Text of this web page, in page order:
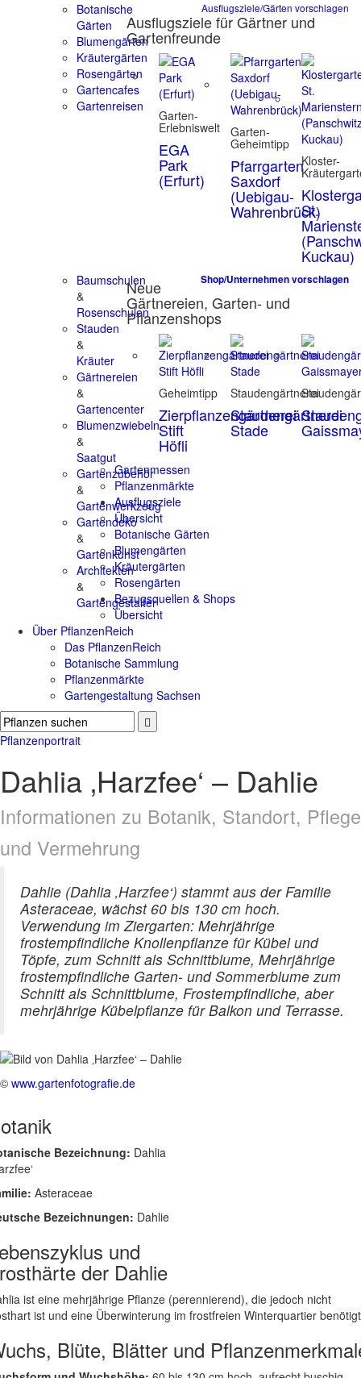
Botanische
Gärten
Blumengärten
Kräutergärten
Rosengärten
Gartencafes
Gartenreisen
Ausflugsziele/Gärten vorschlagen
Ausflugsziele für Gärtner und
Gartenfreunde
Garten-
Erlebniswelt
EGA
Park
(Erfurt)
Garten-
Geheimtipp
Pfarrgarten
Saxdorf
(Uebigau-
Wahrenbrück)
Kloster-
St.
Kuckau)
Baumschulen
&
Rosenschulen
Stauden
&
Kräuter
Gärtnereien
&
Gartencenter
Blumenzwiebeln
&
Saatgut
Gartenzubehör
&
Gartenwerkzeug
Gartendeko
&
Gartenkunst
Architekten
&
Gartengestalter
Shop/Unternehmen vorschlagen
Neue
Gärtnereien, Garten- und
Pflanzenshops
Geheimtipp
Zierpflanzengärtnerei
Stift
Höfli
Staudengärtnerei
Staudengärtnerei
Stade
Gartenmessen
Pflanzenmärkte
Ausflugsziele
Übersicht
Botanische Gärten
Blumengärten
Kräutergärten
Rosengärten
Bezugsquellen & Shops
Übersicht
Über PflanzenReich
Das PflanzenReich
Botanische Sammlung
Pflanzenmärkte
Gartengestaltung Sachsen
Pflanzenportrait
Dahlia ‚Harzfee‘ – Dahlie
Informationen zu Botanik, Standort, Pflege
und Vermehrung
Dahlie (Dahlia ‚Harzfee‘) stammt aus der Familie
Asteraceae, wächst 60 bis 130 cm hoch.
Verwendung im Ziergarten: Mehrjährige
frostempfindliche Knollenpflanze für Kübel und
Töpfe, zum Schnitt als Schnittblume, Mehrjährige
frostempfindliche Garten- und Sommerblume zum
Schnitt als Schnittblume, Frostempfindliche, aber
mehrjährige Kübelpflanze für Balkon und Terrasse.
© www.gartenfotografie.de
Bezeichnung: Dahlia
Asteraceae
Bezeichnungen: Dahlie
und
der Dahlie
ist eine mehrjährige Pflanze (perennierend), die jedoch nicht
ist und eine Überwinterung im frostfreien Winterquartier
Blüte, Blätter und